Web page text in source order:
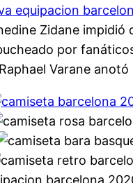
Zidane
por
Varane